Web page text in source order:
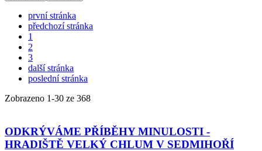
první stránka
předchozí stránka
1
2
3
další stránka
poslední stránka
Zobrazeno 1-30 ze 368
ODKRÝVÁME PŘÍBĚHY MINULOSTI -
HRADIŠTĚ VELKÝ CHLUM V SEDMIHOŘÍ